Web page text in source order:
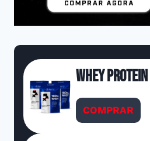
Whey Protein
COMPRAR